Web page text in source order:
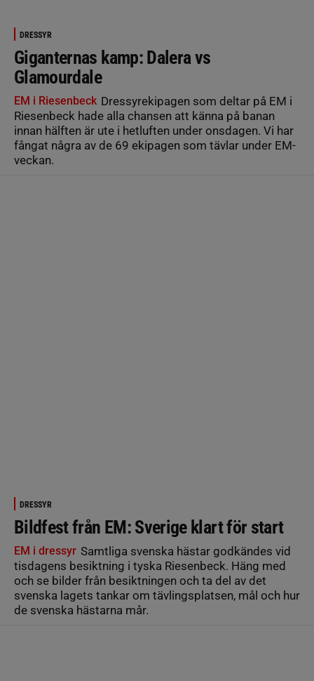
DRESSYR
Giganternas kamp: Dalera vs
Glamourdale
EM i Riesenbeck Dressyrekipagen som deltar på EM i
Riesenbeck hade alla chansen att känna på banan
innan hälften är ute i hetluften under onsdagen. Vi har
fångat några av de 69 ekipagen som tävlar under EM-
veckan.
DRESSYR
Bildfest från EM: Sverige klart för start
EM i dressyr Samtliga svenska hästar godkändes vid
tisdagens besiktning i tyska Riesenbeck. Häng med
och se bilder från besiktningen och ta del av det
svenska lagets tankar om tävlingsplatsen, mål och hur
de svenska hästarna mår.